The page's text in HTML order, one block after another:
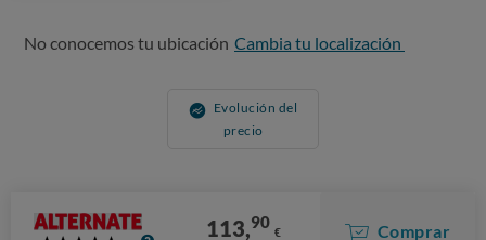
No conocemos tu ubicación Cambia tu localización
Evolución del
precio
113,90 € Comprar